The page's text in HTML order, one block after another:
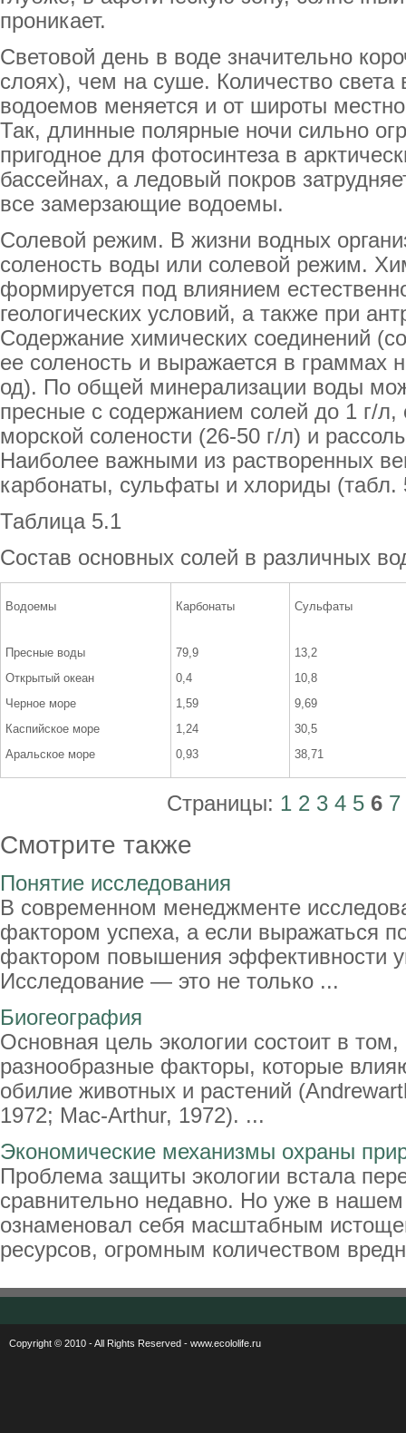
проникает.
Световой день в воде значительно
слоях), чем на суше. Количество света
водоемов меняется и от широты
Так, длинные полярные ночи сильно
пригодное для фотосинтеза в
бассейнах, а ледовый покров
все замерзающие водоемы.
Солевой режим. В жизни водных
соленость воды или солевой режим.
формируется под влиянием
геологических условий, а также при
Содержание химических соединений
ее соленость и выражается в граммах
од). По общей минерализации воды
пресные с содержанием солей до 1 г/л,
морской солености (26-50 г/л) и
Наиболее важными из растворенных
карбонаты, сульфаты и хлориды (табл.
Таблица 5.1
Состав основных солей в различных
Водоемы Карбонаты Сульфаты
Пресные воды
Открытый океан
Черное море
Каспийское море
Аральское море
79,9
0,4
1,59
1,24
0,93
13,2
10,8
9,69
30,5
38,71
Страницы: 1 2 3 4 5 6 7
Смотрите также
Понятие исследования
В современном менеджменте
фактором успеха, а если выражаться
фактором повышения эффективности
Исследование — это не только ...
Биогеография
Основная цель экологии состоит в
разнообразные факторы, которые
обилие животных и растений
1972; Mac-Arthur, 1972). ...
Экономические механизмы охраны
Проблема защиты экологии встала
сравнительно недавно. Но уже в
ознаменовал себя масштабным
ресурсов, огромным количеством
Copyright © 2010 - All Rights Reserved - www.ecololife.ru